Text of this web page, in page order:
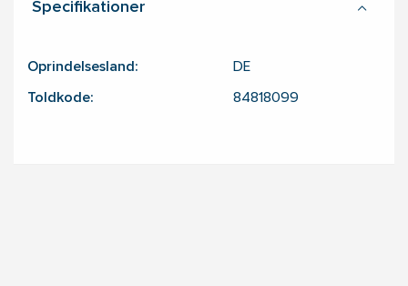
Specifikationer
Oprindelsesland: DE
Toldkode: 84818099